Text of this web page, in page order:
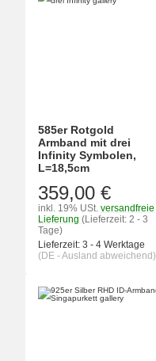
585er Rotgold
Armband mit drei
Infinity Symbolen,
L=18,5cm
359,00 €
inkl. 19% USt. versandfreie
Lieferung (Lieferzeit: 2 - 3
Tage)
Lieferzeit: 3 - 4 Werktage
(DE - Ausland abweichend)